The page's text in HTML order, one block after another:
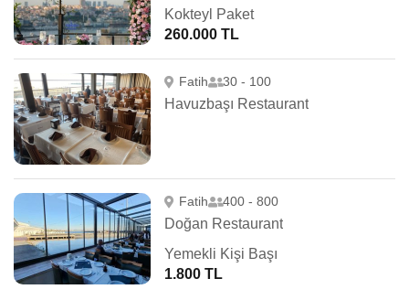
Kokteyl Paket
260.000 TL
Fatih 30 - 100
Havuzbaşı Restaurant
Fatih 400 - 800
Doğan Restaurant
Yemekli Kişi Başı
1.800 TL